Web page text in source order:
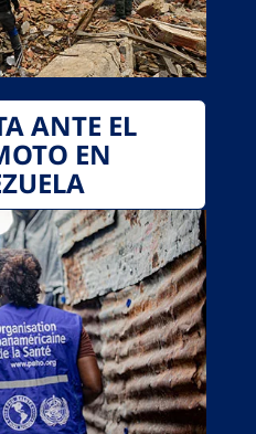
ANTE EL
EN